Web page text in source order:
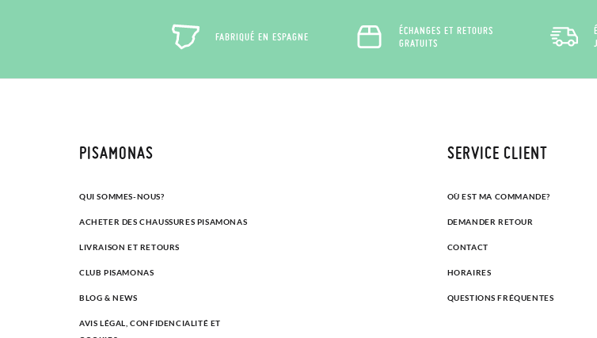
FABRIQUÉ EN ESPAGNE
ÉCHANGES ET RETOURS
GRATUITS
PISAMONAS
QUI SOMMES-NOUS?
ACHETER DES CHAUSSURES PISAMONAS
LIVRAISON ET RETOURS
CLUB PISAMONAS
BLOG & NEWS
AVIS LÉGAL, CONFIDENCIALITÉ ET
SERVICE CLIENT
OÙ EST MA COMMANDE?
DEMANDER RETOUR
CONTACT
HORAIRES
QUESTIONS FRÉQUENTES